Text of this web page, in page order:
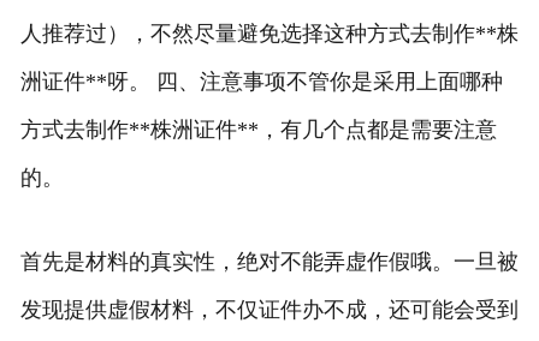
人推荐过），不然尽量避免选择这种方式去制作**株
洲证件**呀。 四、注意事项不管你是采用上面哪种
方式去制作**株洲证件**，有几个点都是需要注意
的。
首先是材料的真实性，绝对不能弄虚作假哦。一旦被
发现提供虚假材料，不仅证件办不成，还可能会受到